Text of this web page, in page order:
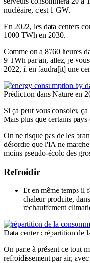
nucléaire, c'est 1 GW.
En 2022, les data centers
1000 TWh en 2030.
Comme on a 8760 heures
9 TWh par an, allez, je
2022, il en faudra[it] une
Prédiction dans Nature en
Si ça peut vous consoler,
Mais plus que certains pays
On ne risque pas de les
désordre que l'IA ne
moins pseudo-écolo des
Refroidir
Et en même temps il
chaleur produite,
réchauffement
Data center : répartition de
On parle à présent de tout
refroidissement par air,